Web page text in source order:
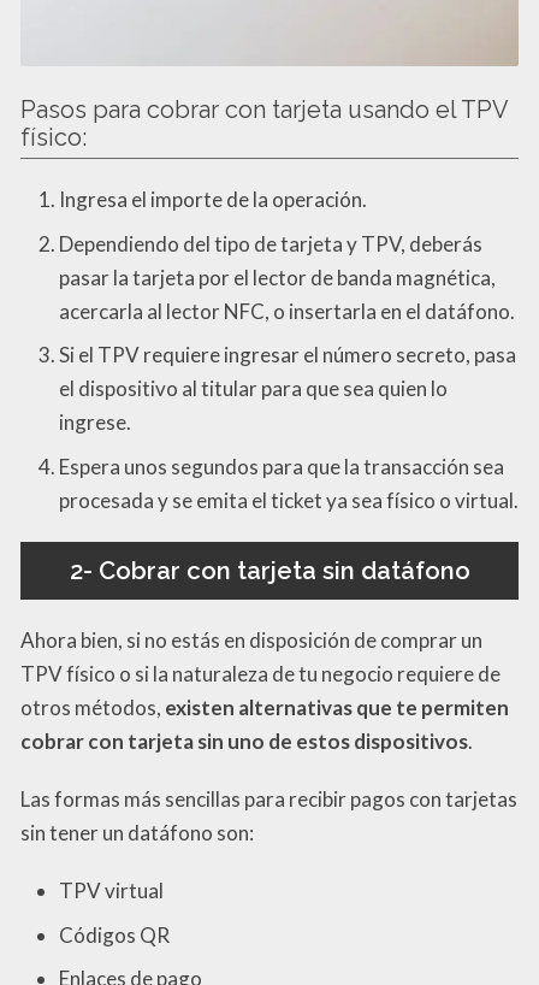
Pasos para cobrar con tarjeta usando el TPV
físico:
Ingresa el importe de la operación.
Dependiendo del tipo de tarjeta y TPV, deberás
pasar la tarjeta por el lector de banda magnética,
acercarla al lector NFC, o insertarla en el datáfono.
Si el TPV requiere ingresar el número secreto, pasa
el dispositivo al titular para que sea quien lo
ingrese.
Espera unos segundos para que la transacción sea
procesada y se emita el ticket ya sea físico o virtual.
2- Cobrar con tarjeta sin datáfono
Ahora bien, si no estás en disposición de comprar un
TPV físico o si la naturaleza de tu negocio requiere de
otros métodos, existen alternativas que te permiten
cobrar con tarjeta sin uno de estos dispositivos.
Las formas más sencillas para recibir pagos con tarjetas
sin tener un datáfono son:
TPV virtual
Códigos QR
Enlaces de pago